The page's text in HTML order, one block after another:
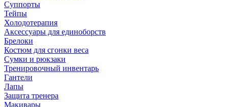
Суппорты
Тейпы
Холодотерапия
Аксессуары для единоборств
Брелоки
Костюм для сгонки веса
Сумки и рюкзаки
Тренировочный инвентарь
Гантели
Лапы
Защита тренера
Макивары